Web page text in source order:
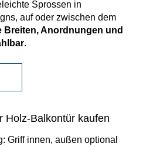
Sprossen in
auf oder zwischen dem
Breiten, Anordnungen und
.
Holz-Balkontür kaufen
Griff innen, außen optional